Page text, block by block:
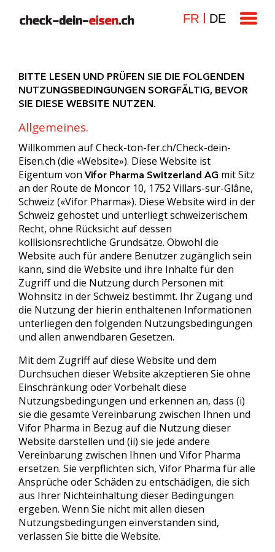
FR DE
BITTE LESEN UND PRÜFEN SIE DIE FOLGENDEN
NUTZUNGSBEDINGUNGEN SORGFÄLTIG, BEVOR
SIE DIESE WEBSITE NUTZEN.
Allgemeines.
Willkommen auf Check-ton-fer.ch/Check-dein-
Eisen.ch (die «Website»). Diese Website ist
Eigentum von Vifor Pharma Switzerland AG mit Sitz
an der Route de Moncor 10, 1752 Villars-sur-Glâne,
Schweiz («Vifor Pharma»). Diese Website wird in der
Schweiz gehostet und unterliegt schweizerischem
Recht, ohne Rücksicht auf dessen
kollisionsrechtliche Grundsätze. Obwohl die
Website auch für andere Benutzer zugänglich sein
kann, sind die Website und ihre Inhalte für den
Zugriff und die Nutzung durch Personen mit
Wohnsitz in der Schweiz bestimmt. Ihr Zugang und
die Nutzung der hierin enthaltenen Informationen
unterliegen den folgenden Nutzungsbedingungen
und allen anwendbaren Gesetzen.
Mit dem Zugriff auf diese Website und dem
Durchsuchen dieser Website akzeptieren Sie ohne
Einschränkung oder Vorbehalt diese
Nutzungsbedingungen und erkennen an, dass (i)
sie die gesamte Vereinbarung zwischen Ihnen und
Vifor Pharma in Bezug auf die Nutzung dieser
Website darstellen und (ii) sie jede andere
Vereinbarung zwischen Ihnen und Vifor Pharma
ersetzen. Sie verpflichten sich, Vifor Pharma für alle
Ansprüche oder Schäden zu entschädigen, die sich
aus Ihrer Nichteinhaltung dieser Bedingungen
ergeben. Wenn Sie nicht mit allen diesen
Nutzungsbedingungen einverstanden sind,
verlassen Sie bitte die Website.